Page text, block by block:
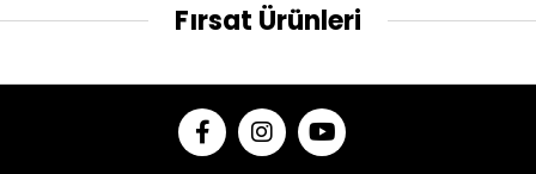
Fırsat Ürünleri